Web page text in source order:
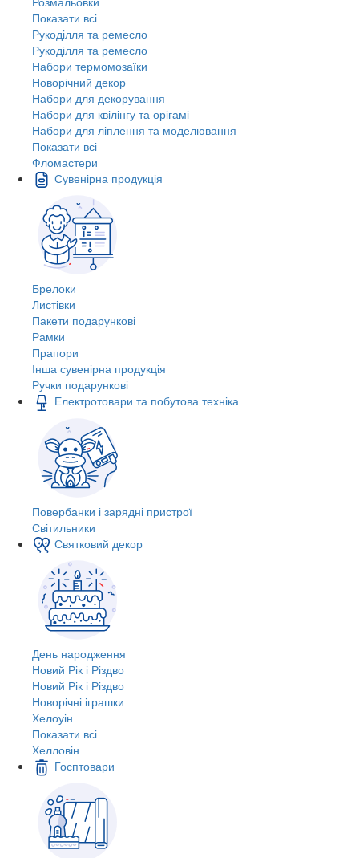
Показати всі
Рукоділля та ремесло
Рукоділля та ремесло
Набори термомозаїки
Новорічний декор
Набори для декорування
Набори для квілінгу та орігамі
Набори для ліплення та моделювання
Показати всі
Фломастери
Сувенірна продукція
Брелоки
Листівки
Пакети подарункові
Рамки
Прапори
Інша сувенірна продукція
Ручки подарункові
Електротовари та побутова техніка
Повербанки і зарядні пристрої
Світильники
Святковий декор
День народження
Новий Рік і Різдво
Новий Рік і Різдво
Новорічні іграшки
Хелоуін
Показати всі
Хелловін
Госптовари